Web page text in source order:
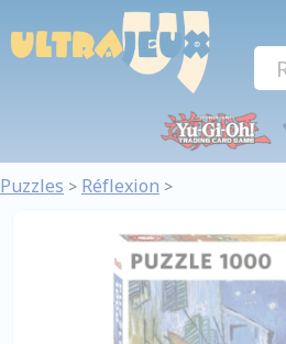
Puzzles > Réflexion >
Panneau de gestion des cookies